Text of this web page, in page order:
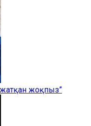
жатқан жоқпыз”